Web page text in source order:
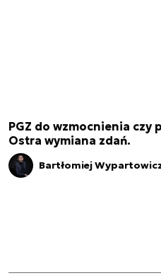
PGZ do wzmocnienia czy
Ostra wymiana zdań.
Bartłomiej